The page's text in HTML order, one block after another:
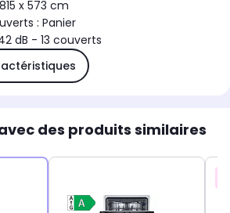
x 573 cm
: Panier
dB - 13 couverts
des produits similaires